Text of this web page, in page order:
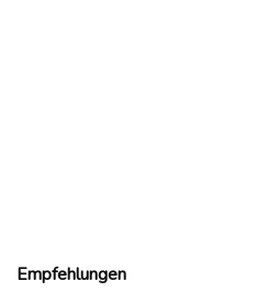
Empfehlungen